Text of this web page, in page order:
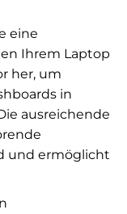
eine
Ihrem Laptop
her, um
in
ausreichende
und ermöglicht